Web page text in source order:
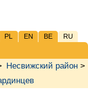
PL EN BE RU
Несвижский район >